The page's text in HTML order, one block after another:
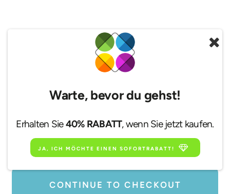
Premium-Persönlichkeitsprofil
E-Mail
CONTINUE TO CHECKOUT
Warte, bevor du gehst!
Erhalten Sie40% RABATT, wenn Sie jetzt kaufen.
JA, ICH MÖCHTE EINEN SOFORTRABATT!